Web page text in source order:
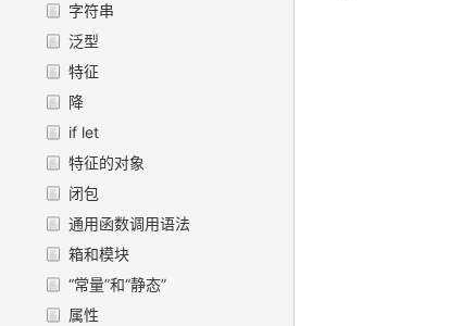
字符串
泛型
特征
降
if let
特征的对象
闭包
通用函数调用语法
箱和模块
“常量”和“静态”
属性